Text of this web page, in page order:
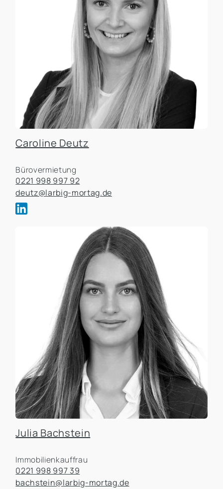
Caroline Deutz
Bürovermietung
0221 998 997 92
deutz@larbig-mortag.de
Julia Bachstein
Immobilienkauffrau
0221 998 997 39
bachstein@larbig-mortag.de